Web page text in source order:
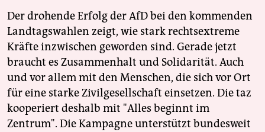
Der drohende Erfolg der AfD bei den kommenden
Landtagswahlen zeigt, wie stark rechtsextreme
Kräfte inzwischen geworden sind. Gerade jetzt
braucht es Zusammenhalt und Solidarität. Auch
und vor allem mit den Menschen, die sich vor Ort
für eine starke Zivilgesellschaft einsetzen. Die taz
kooperiert deshalb mit "Alles beginnt im
Zentrum". Die Kampagne unterstützt bundesweit